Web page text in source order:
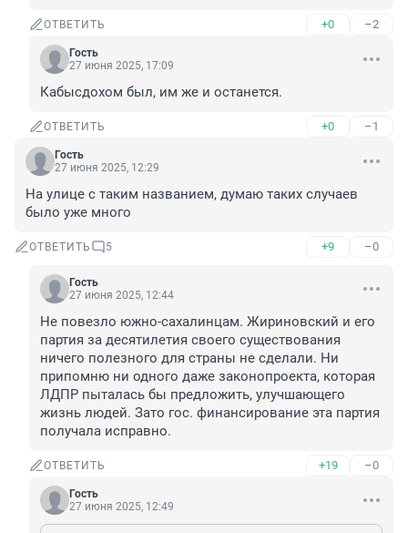
ОТВЕТИТЬ +0 –2
Гость
27 июня 2025, 17:09
Кабысдохом был, им же и останется.
ОТВЕТИТЬ +0 –1
Гость
27 июня 2025, 12:29
На улице с таким названием, думаю таких случаев
было уже много
ОТВЕТИТЬ 5 +9 –0
Гость
27 июня 2025, 12:44
Не повезло южно-сахалинцам. Жириновский и его
партия за десятилетия своего существования
ничего полезного для страны не сделали. Ни
припомню ни одного даже законопроекта, которая
ЛДПР пыталась бы предложить, улучшающего
жизнь людей. Зато гос. финансирование эта партия
получала исправно.
ОТВЕТИТЬ +19 –0
Гость
27 июня 2025, 12:49